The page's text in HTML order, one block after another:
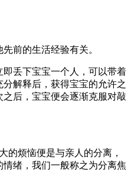
前的生活经验有关。
丢下宝宝一个人，可以带着
解释后，获得宝宝的允许之
后，宝宝便会逐渐克服对敲
的烦恼便是与亲人的分离，
绪，我们一般称之为分离焦